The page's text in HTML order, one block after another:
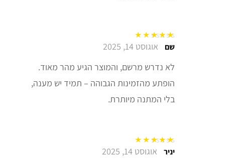
דורג5 מתוך 5 שם אוגוסט 14, 2025
לא נדרש מרשם, והמוצר הגיע מהר מאוד.
הופתע מהזמינות הגבוהה – תמיד יש מענה,
בלי המתנה מיותרת.
דורג5מתוך 5 יניר אוגוסט 14, 2025